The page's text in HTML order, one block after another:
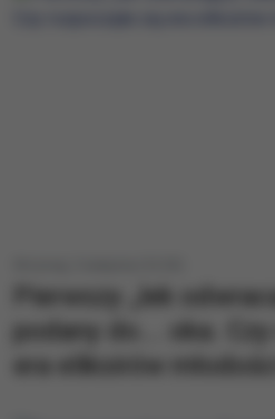
Pierwszy „lek
podany do... oka.
era eliksirów